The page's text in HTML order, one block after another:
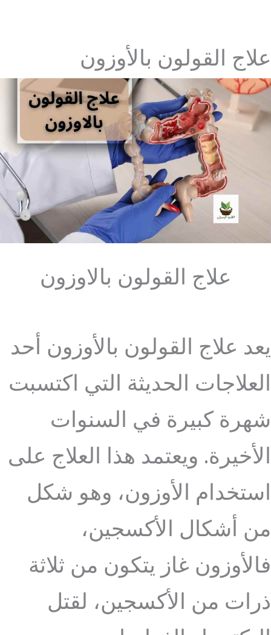
علاج القولون بالأوزون
علاج القولون بالاوزون
يعد علاج القولون بالأوزون أحد
العلاجات الحديثة التي اكتسبت
شهرة كبيرة في السنوات
الأخيرة. ويعتمد هذا العلاج على
استخدام الأوزون، وهو شكل
من أشكال الأكسجين،
فالأوزون غاز يتكون من ثلاثة
ذرات من الأكسجين، لقتل